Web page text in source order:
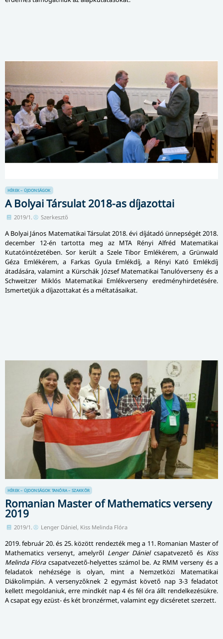
HÍREK – ÚJDONSÁGOK
A Bolyai Társulat 2018-as díjazottai
2019/1. Szerkesztő
A Bolyai János Matematikai Társulat 2018. évi díjátadó ünnepségét 2018.
december 12-én tartotta meg az MTA Rényi Alfréd Matematikai
Kutatóintézetében. Sor került a Szele Tibor Emlékérem, a Grünwald
Géza Emlékérem, a Farkas Gyula Emlékdíj, a Rényi Kató Emlékdíj
átadására, valamint a Kürschák József Matematikai Tanulóverseny és a
Schweitzer Miklós Matematikai Emlékverseny ered­mény­hir­de­té­sé­re.
Ismertetjük a díjazottakat és a méltatásaikat.
HÍREK – ÚJDONSÁGOK TANÓRA – SZAKKÖR
Romanian Master of Mathematics verseny
2019
2019/1. Lenger Dániel, Kiss Melinda Flóra
2019. február 20. és 25. között rendezték meg a 11. Romanian Master of
Mathematics versenyt, amelyről Lenger Dánielcsapatvezető és Kiss
Melinda Flóracsapatvezető-helyettes számol be. Az RMM verseny és a
feladatok nehézsége is olyan, mint a Nemzetközi Matematikai
Diákolimpián. A versenyzőknek 2 egymást követő nap 3-3 feladatot
kellett megoldaniuk, erre mindkét nap 4 és fél óra állt rendelkezésükre.
A csapat egy ezüst- és két bronzérmet, valamint egy dicséretet szerzett.